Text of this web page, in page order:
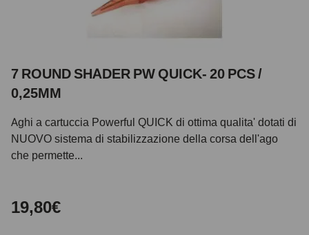
7 ROUND SHADER PW QUICK- 20 PCS /
0,25MM
Aghi a cartuccia Powerful QUICK di ottima qualita' dotati di
NUOVO sistema di stabilizzazione della corsa dell'ago
che permette...
19,80€